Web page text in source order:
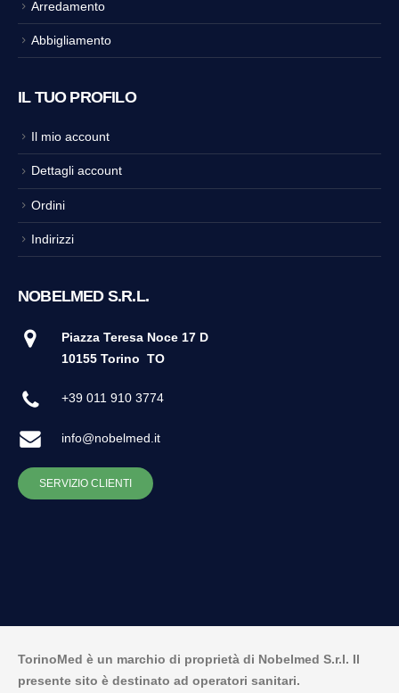
Arredamento
Abbigliamento
IL TUO PROFILO
Il mio account
Dettagli account
Ordini
Indirizzi
NOBELMED S.R.L.
Piazza Teresa Noce 17 D
10155 Torino TO
+39 011 910 3774
info@nobelmed.it
SERVIZIO CLIENTI
TorinoMed è un marchio di proprietà di Nobelmed S.r.l. Il
presente sito è destinato ad operatori sanitari.